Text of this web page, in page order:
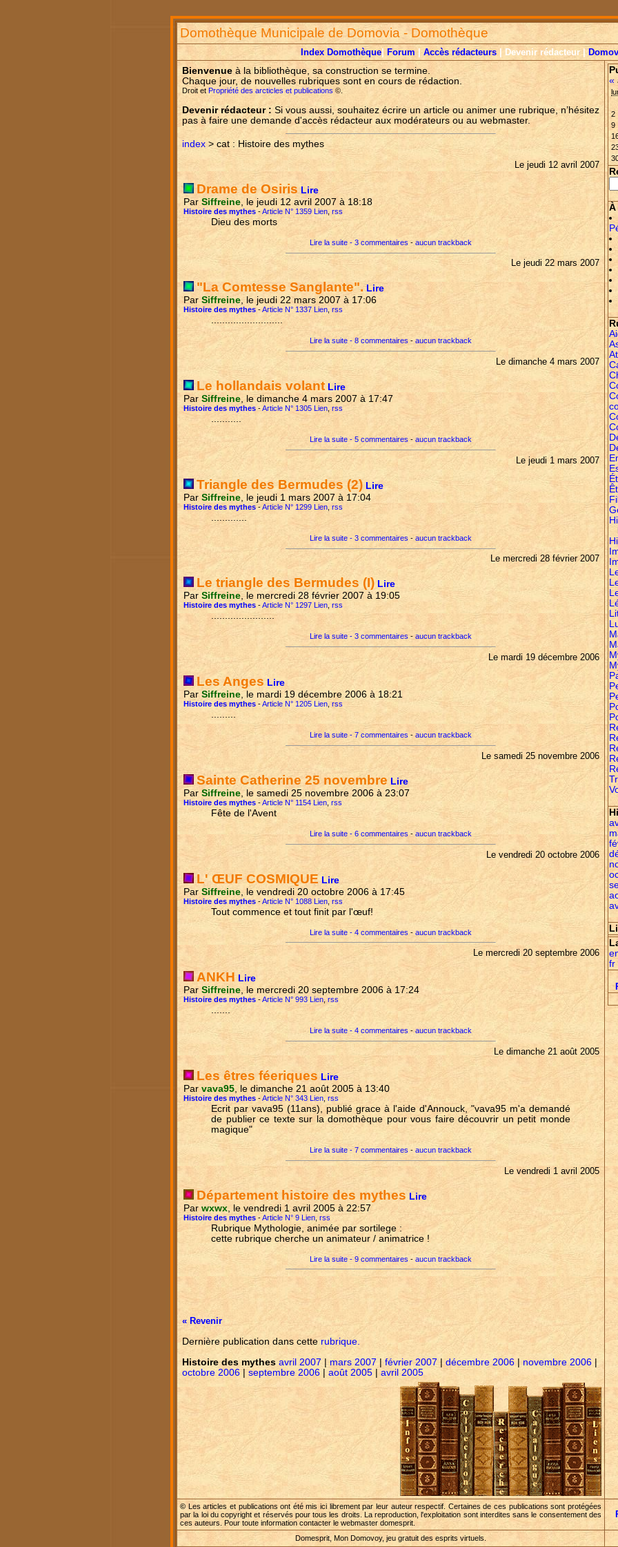
Domothèque Municipale de Domovia - Domothèque
Index Domothèque Forum Accès rédacteurs | Devenir rédacteur |
Bienvenue à la bibliothèque, sa construction se termine.
Chaque jour, de nouvelles rubriques sont en cours de rédaction.
Droit et Propriété des arcticles et publications ©.
Devenir rédacteur : Si vous aussi, souhaitez écrire un article ou animer une rubrique, n’hésitez
pas à faire une demande d'accès rédacteur aux modérateurs ou au webmaster.
index > cat : Histoire des mythes
Le jeudi 12 avril 2007
Drame de Osiris Lire
Par Siffreine , le jeudi 12 avril 2007 à 18:18
Histoire des mythes -Article N° 1359 Lien rss
Dieu des morts
Lire la suite - 3 commentaires - aucun trackback
Le jeudi 22 mars 2007
"La Comtesse Sanglante". Lire
Par Siffreine, le jeudi 22 mars 2007 à 17:06
Histoire des mythes -Article N° 1337 Lien rss
..........................
Lire la suite - 8 commentaires - aucun trackback
Le dimanche 4 mars 2007
Le hollandais volant Lire
Par Siffreine, le dimanche 4 mars 2007 à 17:47
Histoire des mythes -Article N° 1305 Lien rss
...........
Lire la suite - 5 commentaires- aucun trackback
Le jeudi 1 mars 2007
Triangle des Bermudes (2) Lire
Par Siffreine , le jeudi 1 mars 2007 à 17:04
Histoire des mythes-Article N° 1299 Lien rss
.............
Lire la suite - 3 commentaires - aucun trackback
Le mercredi 28 février 2007
Le triangle des Bermudes (I) Lire
Par Siffreine, le mercredi 28 février 2007 à 19:05
Histoire des mythes -Article N° 1297 Lien, rss
.......................
Lire la suite - 3 commentaires- aucun trackback
Le mardi 19 décembre 2006
Les Anges Lire
Par Siffreine, le mardi 19 décembre 2006 à 18:21
Histoire des mythes -Article N° 1205 Lien rss
.........
Lire la suite - 7 commentaires - aucun trackback
Le samedi 25 novembre 2006
Sainte Catherine 25 novembre Lire
Par Siffreine , le samedi 25 novembre 2006 à 23:07
Histoire des mythes -Article N° 1154 Lien, rss
Fête de l'Avent
Lire la suite - 6 commentaires - aucun trackback
Le vendredi 20 octobre 2006
L' ŒUF COSMIQUE Lire
Par Siffreine , le vendredi 20 octobre 2006 à 17:45
Histoire des mythes -Article N° 1088 Lien rss
Tout commence et tout finit par l'œuf!
Lire la suite - 4 commentaires - aucun trackback
Le mercredi 20 septembre 2006
ANKH Lire
Par Siffreine, le mercredi 20 septembre 2006 à 17:24
Histoire des mythes -Article N° 993 Lien rss
.......
Lire la suite - 4 commentaires - aucun trackback
Le dimanche 21 août 2005
Les êtres féeriques Lire
Par vava95 , le dimanche 21 août 2005 à 13:40
Histoire des mythes -Article N° 343 Lien rss
Ecrit par vava95 (11ans), publié grace à l'aide d'Annouck, "vava95 m'a demandé
de publier ce texte sur la domothèque pour vous faire découvrir un petit monde
magique"
Lire la suite - 7 commentaires - aucun trackback
Le vendredi 1 avril 2005
Département histoire des mythes Lire
Par wxwx , le vendredi 1 avril 2005 à 22:57
Histoire des mythes -Article N° 9 Lien rss
Rubrique Mythologie, animée par sortilege :
cette rubrique cherche un animateur / animatrice !
Lire la suite - 9 commentaires - aucun trackback
« Revenir
Dernière publication dans cette rubrique.
Histoire des mythes avril 2007 |mars 2007 | février 2007 | décembre 2006 novembre 2006
octobre 2006| septembre 2006 | août 2005 avril 2005
«
2
9
À
fr
© Les articles et publications ont été mis ici librement par leur auteur respectif. Certaines de ces publications sont protégées
par la loi du copyright et réservés pour tous les droits. La reproduction, l'exploitation sont interdites sans le consentement des
ces auteurs. Pour toute information contacter le webmaster domesprit.
Domesprit, Mon Domovoy, jeu gratuit des esprits virtuels.